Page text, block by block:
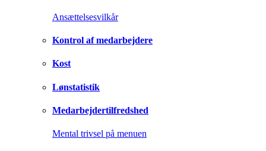
Ansættelsesvilkår
Kontrol af medarbejdere
Kost
Lønstatistik
Medarbejdertilfredshed
Mental trivsel på menuen